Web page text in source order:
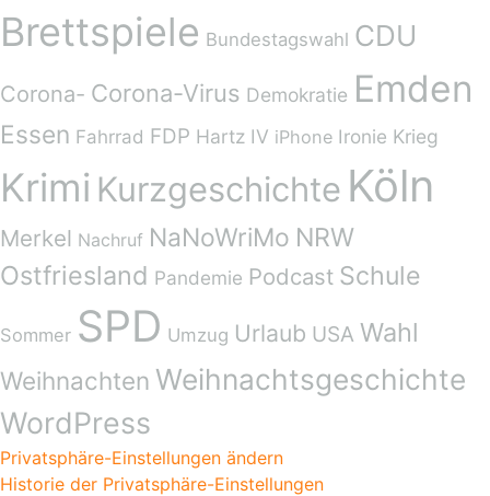
Brettspiele Bundestagswahl CDU
Corona- Corona-Virus Demokratie Emden
Essen Fahrrad FDP Hartz IV iPhone Ironie Krieg
Krimi Kurzgeschichte Köln
Merkel Nachruf NaNoWriMo NRW
Ostfriesland Pandemie Podcast Schule
Sommer SPD Umzug Urlaub USA Wahl
Weihnachten Weihnachtsgeschichte
WordPress
Privatsphäre-Einstellungen ändern
Historie der Privatsphäre-Einstellungen